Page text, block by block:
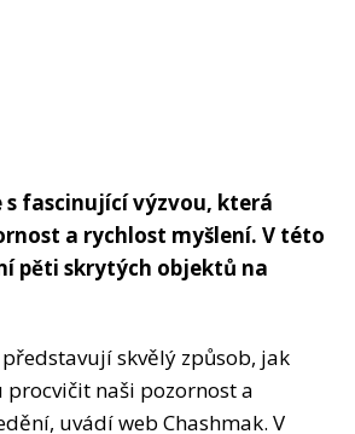
s fascinující výzvou, která
a rychlost myšlení. V této
pěti skrytých objektů na
skvělý způsob, jak
naši pozornost a
uvádí web Chashmak. V